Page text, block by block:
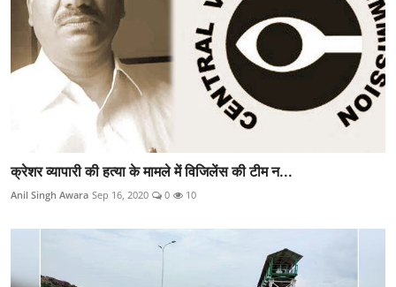
क्रेशर व्यापारी की हत्या के मामले में विजिलेंस की टीम न...
Anil Singh Awara Sep 16, 2020 0 10